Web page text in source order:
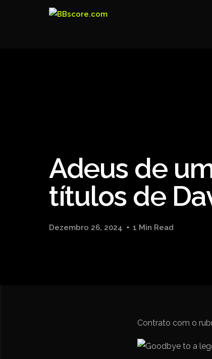
Adeus de
títulos de
Dezembro 26, 2024 1 Min Read
Contrato com o